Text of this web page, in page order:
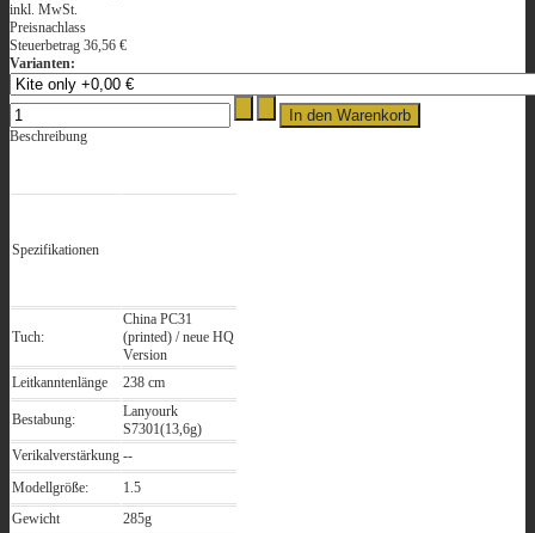
inkl. MwSt.
Preisnachlass
Steuerbetrag 36,56 €
Varianten:
Beschreibung
Spezifikationen
Tuch:
China PC31
(printed) / neue HQ
Version
Leitkanntenlänge
238 cm
Bestabung:
Lanyourk
S7301(13,6g)
Verikalverstärkung --
Modellgröße:
1.5
Gewicht
285g